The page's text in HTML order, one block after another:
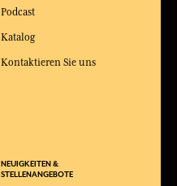
Podcast
Katalog
Kontaktieren Sie uns
NEUIGKEITEN &
STELLENANGEBOTE